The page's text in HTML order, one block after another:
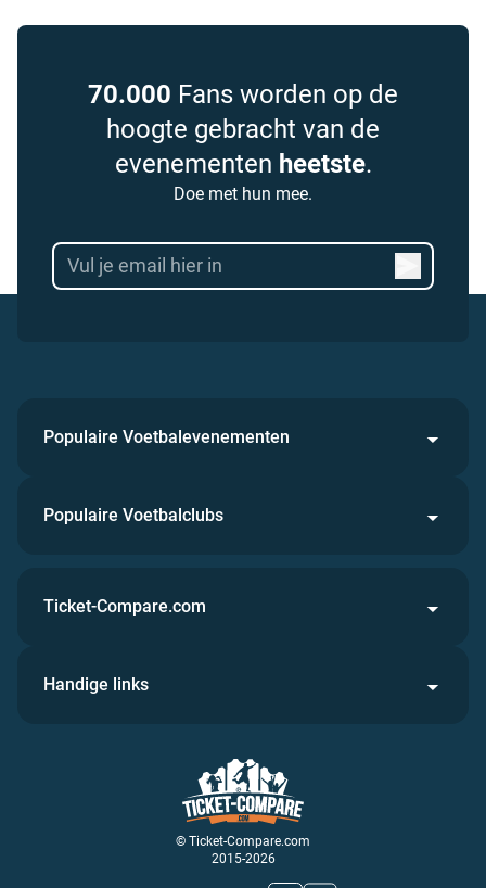
70.000 Fans worden op de
hoogte gebracht van de
evenementen heetste.
Doe met hun mee.
Populaire Voetbalevenementen
Populaire Voetbalclubs
© Ticket-Compare.com
2015-2026
Ticket-Compare.com
Handige links